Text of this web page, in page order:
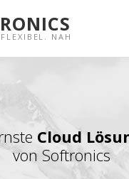
NAH
Cloud
von Softronics